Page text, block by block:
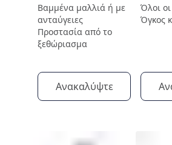
Βαμμένα μαλλιά ή με
ανταύγειες
Προστασία από το
ξεθώριασμα
Ανακαλύψτε
Όλοι
Όγκος